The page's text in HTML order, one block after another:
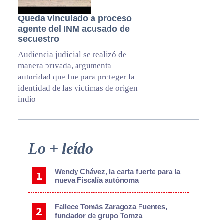
Queda vinculado a proceso
agente del INM acusado de
secuestro
Audiencia judicial se realizó de
manera privada, argumenta
autoridad que fue para proteger la
identidad de las víctimas de origen
indio
Primary
Sidebar
Lo + leído
Wendy Chávez, la carta fuerte para la
nueva Fiscalía autónoma
Fallece Tomás Zaragoza Fuentes,
fundador de grupo Tomza